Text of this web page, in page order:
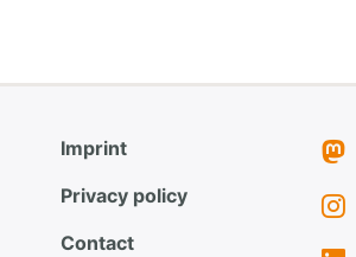
Imprint
Privacy policy
Contact